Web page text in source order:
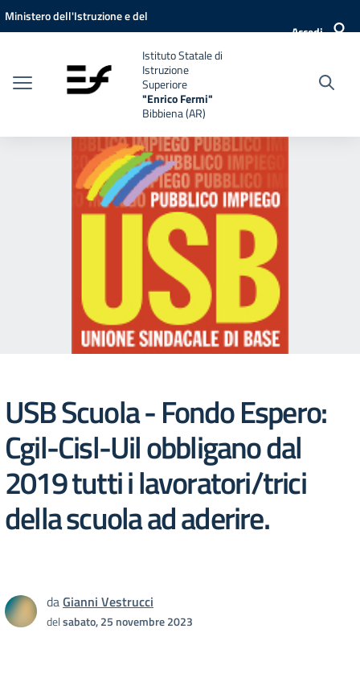
Vai ai contenuti
Vai al menu di navigazione
Vai al footer
Ministero dell'Istruzione e del
Accedi
Istituto Statale di
Istruzione
Superiore
"Enrico Fermi"
Bibbiena (AR)
USB Scuola - Fondo Espero:
Cgil-Cisl-Uil obbligano dal
2019 tutti i lavoratori/trici
della scuola ad aderire.
daGianni Vestrucci
delsabato, 25 novembre 2023